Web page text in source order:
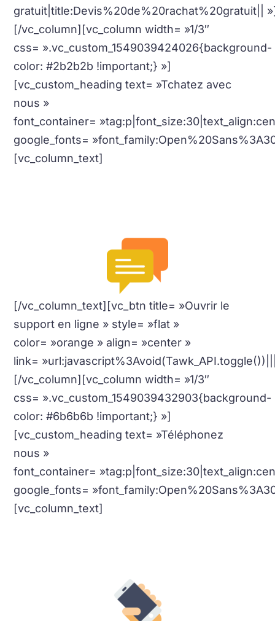
gratuit|title:Devis%20de%20rachat%20gratuit||
[/vc_column][vc_column width= »1/3″
css= ».vc_custom_1549039424026{background-
color: #2b2b2b !important;} »]
[vc_custom_heading text= »Tchatez avec
nous »
font_container=
google_fonts=
[vc_column_text]
[/vc_column_text][vc_btn title= »Ouvrir le
support en ligne » style= »flat »
color= »orange » align= »center »
link=
[/vc_column][vc_column width= »1/3″
css= ».vc_custom_1549039432903{background-
color: #6b6b6b !important;} »]
[vc_custom_heading text= »Téléphonez
nous »
font_container=
google_fonts=
[vc_column_text]